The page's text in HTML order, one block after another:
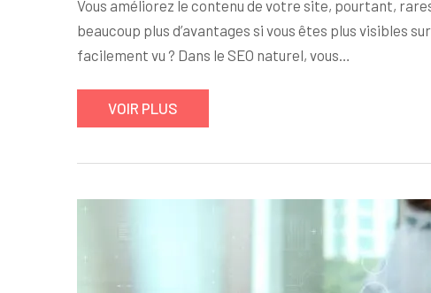
Vous améliorez le contenu de votre site, pourtant,
beaucoup plus d’avantages si vous êtes plus visibles
facilement vu ? Dans le SEO naturel, vous…
VOIR PLUS